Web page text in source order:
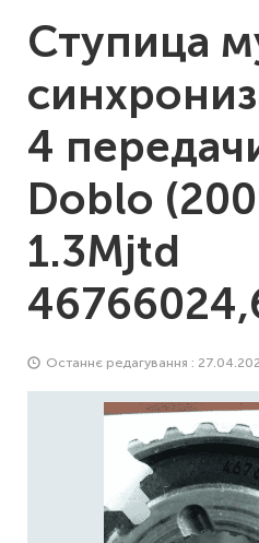
Ступица
4
Doblo
1.3Mjtd
Останнє редагування :